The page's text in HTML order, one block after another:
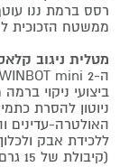
רסס ברמת ננו
ממשטח הזכוכית
מטלית ניגוב
ניוטון להסרת
האולטרה-עדינים
ללכידת אבק
(קיבולת של 15 גרם ועד 400% ספיגה).